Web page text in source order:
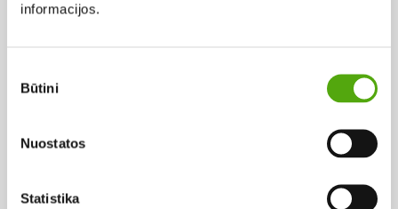
informacijos.
pasirinkimas
Būtini
Nuostatos
Statistika